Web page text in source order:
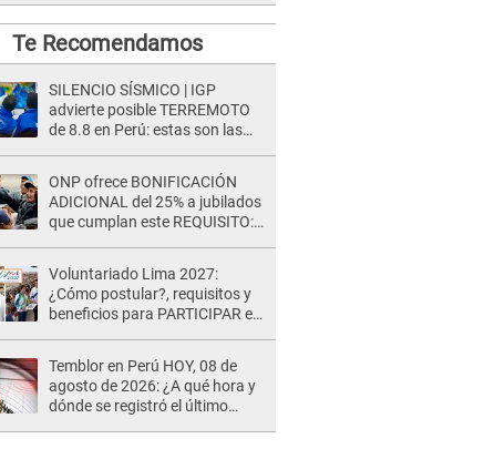
Te Recomendamos
SILENCIO SÍSMICO | IGP
advierte posible TERREMOTO
de 8.8 en Perú: estas son las
ONP ofrece BONIFICACIÓN
ADICIONAL del 25% a jubilados
que cumplan este REQUISITO:
Voluntariado Lima 2027:
¿Cómo postular?, requisitos y
beneficios para PARTICIPAR en
Temblor en Perú HOY, 08 de
agosto de 2026: ¿A qué hora y
dónde se registró el último